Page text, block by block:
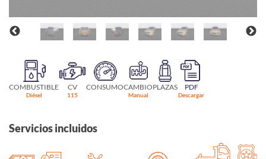
COMBUSTIBLE
Diésel
CV
115
CONSUMOCAMBIO
Manual
PLAZAS PDF
Descargar
Servicios incluidos